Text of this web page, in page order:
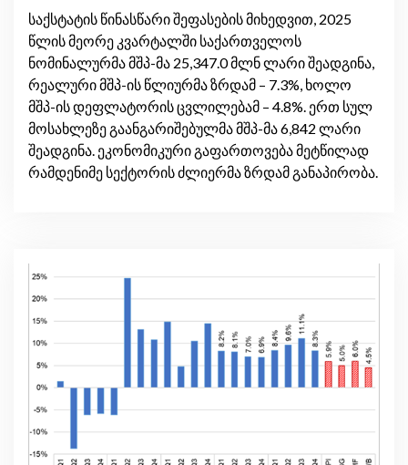
საქსტატის წინასწარი შეფასების მიხედვით, 2025
წლის მეორე კვარტალში საქართველოს
ნომინალურმა მშპ-მა 25,347.0 მლნ ლარი შეადგინა,
რეალური მშპ-ის წლიურმა ზრდამ – 7.3%, ხოლო
მშპ-ის დეფლატორის ცვლილებამ – 4.8%. ერთ სულ
მოსახლეზე გაანგარიშებულმა მშპ-მა 6,842 ლარი
შეადგინა. ეკონომიკური გაფართოვება მეტწილად
რამდენიმე სექტორის ძლიერმა ზრდამ განაპირობა.